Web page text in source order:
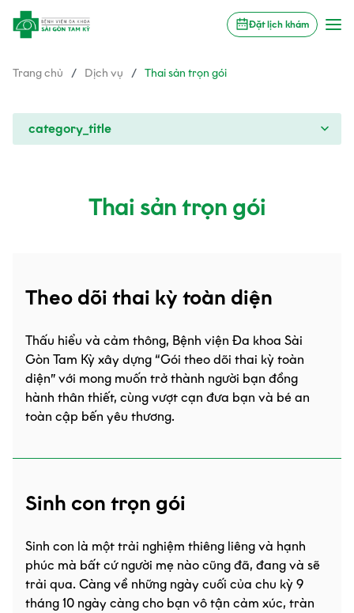
Đặt lịch khám
Trang chủ / Dịch vụ / Thai sản trọn gói
category_title
Thai sản trọn gói
Theo dõi thai kỳ toàn diện
Thấu hiểu và cảm thông, Bệnh viện Đa khoa Sài
Gòn Tam Kỳ xây dựng “Gói theo dõi thai kỳ toàn
diện” với mong muốn trở thành người bạn đồng
hành thân thiết, cùng vượt cạn đưa bạn và bé an
toàn cập bến yêu thương.
Sinh con trọn gói
Sinh con là một trải nghiệm thiêng liêng và hạnh
phúc mà bất cứ người mẹ nào cũng đã, đang và sẽ
trải qua. Càng về những ngày cuối của chu kỳ 9
tháng 10 ngày càng cho bạn vô tận cảm xúc, tràn